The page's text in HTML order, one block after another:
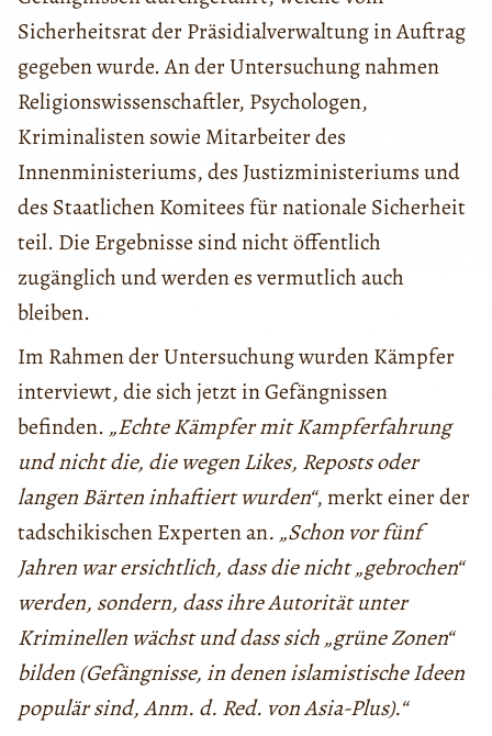
Sicherheitsrat der Präsidialverwaltung in Auftrag
gegeben wurde. An der Untersuchung nahmen
Religionswissenschaftler, Psychologen,
Kriminalisten sowie Mitarbeiter des
Innenministeriums, des Justizministeriums und
des Staatlichen Komitees für nationale Sicherheit
teil. Die Ergebnisse sind nicht öffentlich
zugänglich und werden es vermutlich auch
bleiben.
Im Rahmen der Untersuchung wurden Kämpfer
interviewt, die sich jetzt in Gefängnissen
befinden. „Echte Kämpfer mit Kampferfahrung
und nicht die, die wegen Likes, Reposts oder
langen Bärten inhaftiert wurden“, merkt einer der
tadschikischen Experten an. „Schon vor fünf
Jahren war ersichtlich, dass die nicht „gebrochen“
werden, sondern, dass ihre Autorität unter
Kriminellen wächst und dass sich „grüne Zonen“
bilden (Gefängnisse, in denen islamistische Ideen
populär sind, Anm. d. Red. von Asia-Plus).“